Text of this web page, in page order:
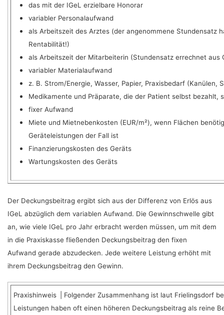
das mit der IGeL erzielbare Honorar
variabler Personalaufwand
als Arbeitszeit des Arztes (der angenommene Stundensatz
Rentabilität!)
als Arbeitszeit der Mitarbeiterin (Stundensatz errechnet aus
variabler Materialaufwand
z. B. Strom/Energie, Wasser, Papier, Praxisbedarf (Kanülen,
Medikamente und Präparate, die der Patient selbst bezahlt,
fixer Aufwand
Miete und Mietnebenkosten (EUR/m²), wenn Flächen
Geräteleistungen der Fall ist
Finanzierungskosten des Geräts
Wartungskosten des Geräts
Der Deckungsbeitrag ergibt sich aus der Differenz von Erlös aus
IGeL abzüglich dem variablen Aufwand. Die Gewinnschwelle gibt
an, wie viele IGeL pro Jahr erbracht werden müssen, um mit dem
in die Praxiskasse fließenden Deckungsbeitrag den fixen
Aufwand gerade abzudecken. Jede weitere Leistung erhöht mit
ihrem Deckungsbeitrag den Gewinn.
Praxishinweis | Folgender Zusammenhang ist laut Frielingsdorf
Leistungen haben oft einen höheren Deckungsbeitrag als reine